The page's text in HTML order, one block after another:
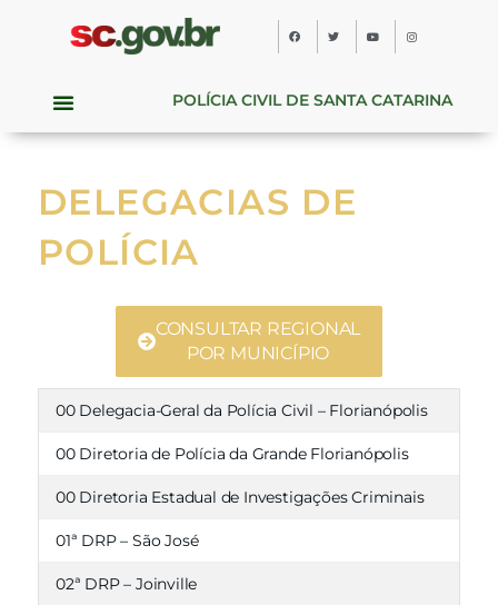
POLÍCIA CIVIL DE SANTA CATARINA
DELEGACIAS DE
POLÍCIA
CONSULTAR REGIONAL
POR MUNICÍPIO
00 Delegacia-Geral da Polícia Civil – Florianópolis
00 Diretoria de Polícia da Grande Florianópolis
00 Diretoria Estadual de Investigações Criminais
01ª DRP – São José
02ª DRP – Joinville